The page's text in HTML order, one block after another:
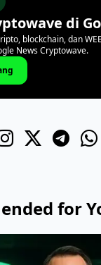
di
blockchain, dan
News Cryptowave.
for